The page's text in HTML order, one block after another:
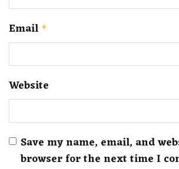
Email *
Website
Save my name, email, and
browser for the next time I